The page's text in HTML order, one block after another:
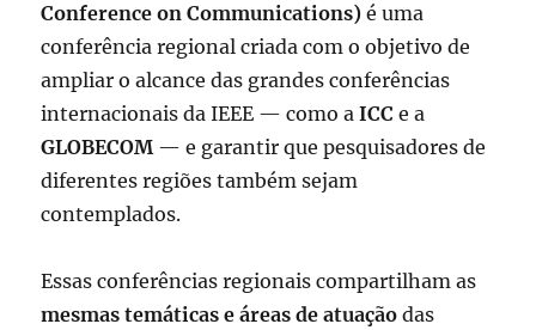
Conference on Communications) é uma
conferência regional criada com o objetivo de
ampliar o alcance das grandes conferências
internacionais da IEEE — como aICC e a
GLOBECOM— e garantir que pesquisadores de
diferentes regiões também sejam
contemplados.
Essas conferências regionais compartilham as
mesmas temáticas e áreas de atuação das